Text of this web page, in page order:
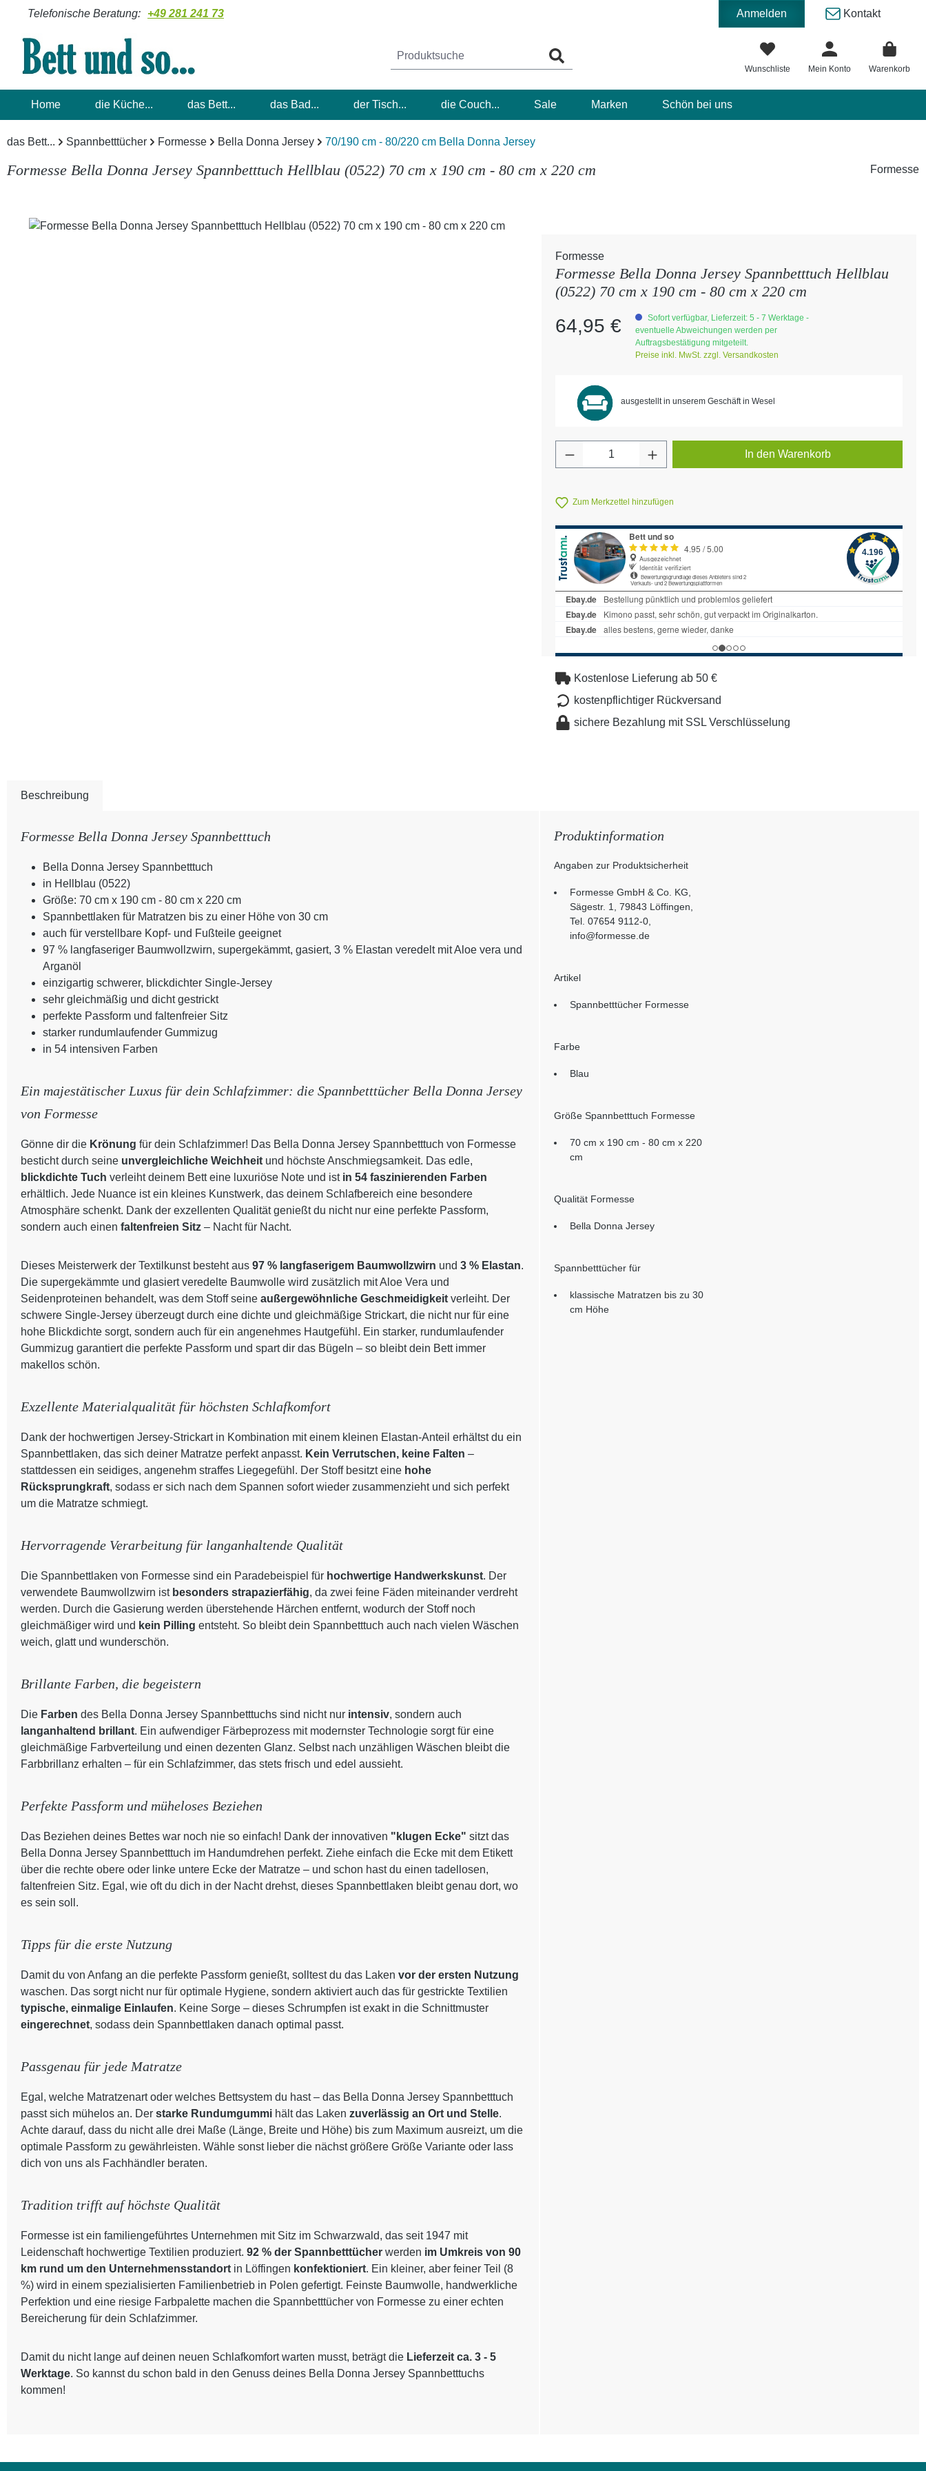
Hauptinhalt springen
Zur Suche springen
Zur Hauptnavigation springen
Telefonische Beratung: +49 281 241 73 Anmelden Kontakt
Wunschliste Mein Konto Warenkorb
Home die Küche... das Bett... das Bad... der Tisch... die Couch... Sale Marken Schön bei uns
das Bett... Spannbetttücher Formesse Bella Donna Jersey 70/190 cm - 80/220 cm Bella Donna Jersey
Formesse Bella Donna Jersey Spannbetttuch Hellblau (0522) 70 cm x 190 cm - 80 cm x 220 cm Formesse
Bildergalerie überspringen
Formesse
Formesse Bella Donna Jersey Spannbetttuch Hellblau
(0522) 70 cm x 190 cm - 80 cm x 220 cm
Regulärer Preis:
64,95 €
Sofort verfügbar, Lieferzeit: 5 - 7 Werktage -
eventuelle Abweichungen werden per
Auftragsbestätigung mitgeteilt.
Preise inkl. MwSt. zzgl. Versandkosten
ausgestellt in unserem Geschäft in Wesel
Produkt Anzahl: Gib den gewünschten Wert ein
In den Warenkorb
Zum Merkzettel hinzufügen
Kostenlose Lieferung ab 50 €
kostenpflichtiger Rückversand
sichere Bezahlung mit SSL Verschlüsselung
Beschreibung
Formesse Bella Donna Jersey Spannbetttuch
Bella Donna Jersey Spannbetttuch
in Hellblau (0522)
Größe: 70 cm x 190 cm - 80 cm x 220 cm
Spannbettlaken für Matratzen bis zu einer Höhe von 30 cm
auch für verstellbare Kopf- und Fußteile geeignet
97 % langfaseriger Baumwollzwirn, supergekämmt, gasiert, 3 % Elastan veredelt mit Aloe vera und
Arganöl
einzigartig schwerer, blickdichter Single-Jersey
sehr gleichmäßig und dicht gestrickt
perfekte Passform und faltenfreier Sitz
starker rundumlaufender Gummizug
in 54 intensiven Farben
Ein majestätischer Luxus für dein Schlafzimmer: die Spannbetttücher Bella Donna Jersey
von Formesse
Gönne dir die Krönung für dein Schlafzimmer! Das Bella Donna Jersey Spannbetttuch von Formesse
besticht durch seine unvergleichliche Weichheit und höchste Anschmiegsamkeit. Das edle,
blickdichte Tuch verleiht deinem Bett eine luxuriöse Note und ist in 54 faszinierenden Farben
erhältlich. Jede Nuance ist ein kleines Kunstwerk, das deinem Schlafbereich eine besondere
Atmosphäre schenkt. Dank der exzellenten Qualität genießt du nicht nur eine perfekte Passform,
sondern auch einen faltenfreien Sitz – Nacht für Nacht.
Dieses Meisterwerk der Textilkunst besteht aus 97 % langfaserigem Baumwollzwirn und 3 % Elastan.
Die supergekämmte und glasiert veredelte Baumwolle wird zusätzlich mit Aloe Vera und
Seidenproteinen behandelt, was dem Stoff seine außergewöhnliche Geschmeidigkeit verleiht. Der
schwere Single-Jersey überzeugt durch eine dichte und gleichmäßige Strickart, die nicht nur für eine
hohe Blickdichte sorgt, sondern auch für ein angenehmes Hautgefühl. Ein starker, rundumlaufender
Gummizug garantiert die perfekte Passform und spart dir das Bügeln – so bleibt dein Bett immer
makellos schön.
Exzellente Materialqualität für höchsten Schlafkomfort
Dank der hochwertigen Jersey-Strickart in Kombination mit einem kleinen Elastan-Anteil erhältst du ein
Spannbettlaken, das sich deiner Matratze perfekt anpasst. Kein Verrutschen, keine Falten –
stattdessen ein seidiges, angenehm straffes Liegegefühl. Der Stoff besitzt eine hohe
Rücksprungkraft, sodass er sich nach dem Spannen sofort wieder zusammenzieht und sich perfekt
um die Matratze schmiegt.
Hervorragende Verarbeitung für langanhaltende Qualität
Die Spannbettlaken von Formesse sind ein Paradebeispiel für hochwertige Handwerkskunst. Der
verwendete Baumwollzwirn ist besonders strapazierfähig, da zwei feine Fäden miteinander verdreht
werden. Durch die Gasierung werden überstehende Härchen entfernt, wodurch der Stoff noch
gleichmäßiger wird und kein Pilling entsteht. So bleibt dein Spannbetttuch auch nach vielen Wäschen
weich, glatt und wunderschön.
Brillante Farben, die begeistern
Die Farben des Bella Donna Jersey Spannbetttuchs sind nicht nur intensiv, sondern auch
langanhaltend brillant. Ein aufwendiger Färbeprozess mit modernster Technologie sorgt für eine
gleichmäßige Farbverteilung und einen dezenten Glanz. Selbst nach unzähligen Wäschen bleibt die
Farbbrillanz erhalten – für ein Schlafzimmer, das stets frisch und edel aussieht.
Perfekte Passform und müheloses Beziehen
Das Beziehen deines Bettes war noch nie so einfach! Dank der innovativen "klugen Ecke" sitzt das
Bella Donna Jersey Spannbetttuch im Handumdrehen perfekt. Ziehe einfach die Ecke mit dem Etikett
über die rechte obere oder linke untere Ecke der Matratze – und schon hast du einen tadellosen,
faltenfreien Sitz. Egal, wie oft du dich in der Nacht drehst, dieses Spannbettlaken bleibt genau dort, wo
es sein soll.
Tipps für die erste Nutzung
Damit du von Anfang an die perfekte Passform genießt, solltest du das Laken vor der ersten Nutzung
waschen. Das sorgt nicht nur für optimale Hygiene, sondern aktiviert auch das für gestrickte Textilien
typische, einmalige Einlaufen. Keine Sorge – dieses Schrumpfen ist exakt in die Schnittmuster
eingerechnet, sodass dein Spannbettlaken danach optimal passt.
Passgenau für jede Matratze
Egal, welche Matratzenart oder welches Bettsystem du hast – das Bella Donna Jersey Spannbetttuch
passt sich mühelos an. Der starke Rundumgummi hält das Laken zuverlässig an Ort und Stelle.
Achte darauf, dass du nicht alle drei Maße (Länge, Breite und Höhe) bis zum Maximum ausreizt, um die
optimale Passform zu gewährleisten. Wähle sonst lieber die nächst größere Größe Variante oder lass
dich von uns als Fachhändler beraten.
Tradition trifft auf höchste Qualität
Formesse ist ein familiengeführtes Unternehmen mit Sitz im Schwarzwald, das seit 1947 mit
Leidenschaft hochwertige Textilien produziert. 92 % der Spannbetttücher werden im Umkreis von 90
km rund um den Unternehmensstandort in Löffingen konfektioniert. Ein kleiner, aber feiner Teil (8
%) wird in einem spezialisierten Familienbetrieb in Polen gefertigt. Feinste Baumwolle, handwerkliche
Perfektion und eine riesige Farbpalette machen die Spannbetttücher von Formesse zu einer echten
Bereicherung für dein Schlafzimmer.
Damit du nicht lange auf deinen neuen Schlafkomfort warten musst, beträgt die Lieferzeit ca. 3 - 5
Werktage. So kannst du schon bald in den Genuss deines Bella Donna Jersey Spannbetttuchs
kommen!
Produktinformation
Angaben zur Produktsicherheit
Formesse GmbH & Co. KG,
Sägestr. 1, 79843 Löffingen,
Tel. 07654 9112-0,
info@formesse.de
Artikel
Spannbetttücher Formesse
Farbe
Blau
Größe Spannbetttuch Formesse
70 cm x 190 cm - 80 cm x 220
cm
Qualität Formesse
Bella Donna Jersey
Spannbetttücher für
klassische Matratzen bis zu 30
cm Höhe